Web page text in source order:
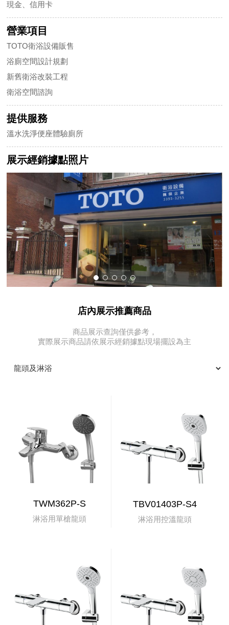
現金、信用卡
營業項目
TOTO衛浴設備販售
浴廁空間設計規劃
新舊衛浴改裝工程
衛浴空間諮詢
提供服務
溫水洗淨便座體驗廁所
展示經銷據點照片
店內展示推薦商品
商品展示查詢僅供參考，
實際展示商品請依展示經銷據點現場擺設為主
TWM362P-S
淋浴用單槍龍頭
TBV01403P-S4
淋浴用控溫龍頭